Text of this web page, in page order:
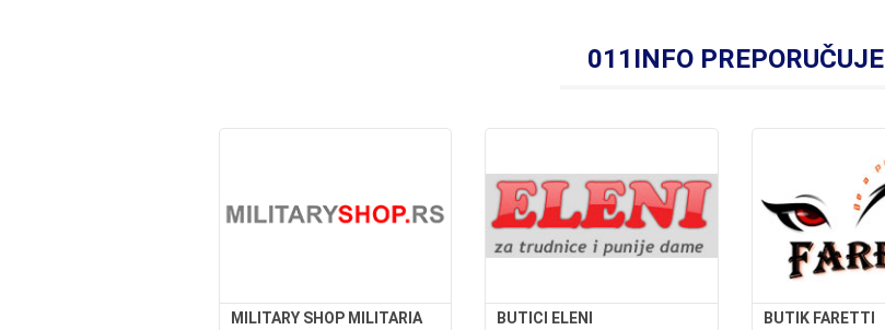
011INFO PREPORUČUJE
MILITARY SHOP MILITARIA BUTICI ELENI BUTIK FARETTI